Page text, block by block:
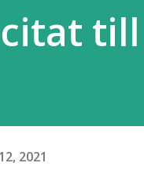
till
2021